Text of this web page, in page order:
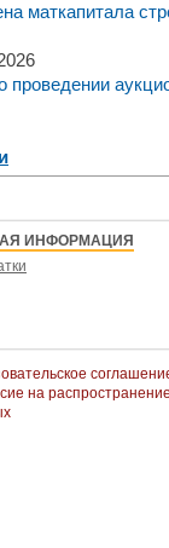
маткапитала
проведении
ИНФОРМАЦИЯ
на